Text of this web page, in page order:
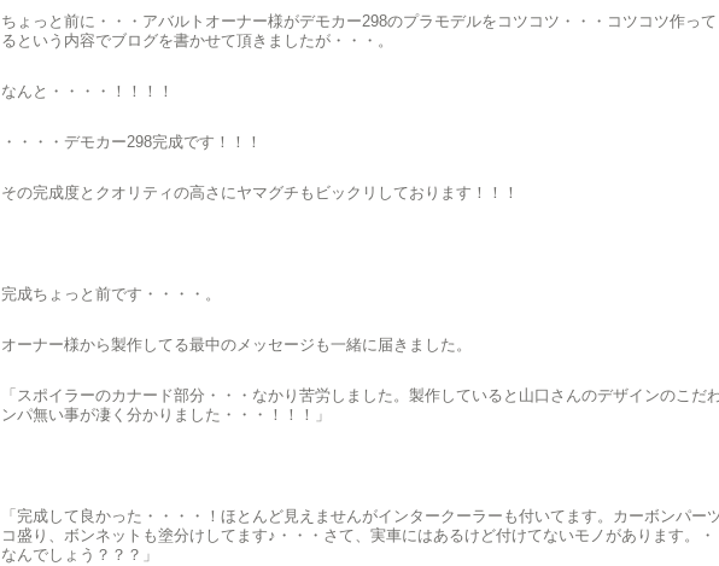
ちょっと前に・・・アバルトオーナー様がデモカー298のプラモデルをコツコツ・・・コツコツ作っ
るという内容でブログを書かせて頂きましたが・・・。
なんと・・・・！！！！
・・・・デモカー298完成です！！！
その完成度とクオリティの高さにヤマグチもビックリしております！！！
完成ちょっと前です・・・・。
オーナー様から製作してる最中のメッセージも一緒に届きました。
「スポイラーのカナード部分・・・なかり苦労しました。製作していると山口さんのデザインのこだ
ンパ無い事が凄く分かりました・・・！！！」
「完成して良かった・・・・！ほとんど見えませんがインタークーラーも付いてます。カーボンパー
コ盛り、ボンネットも塗分けしてます♪・・・さて、実車にはあるけど付けてないモノがあります。・
なんでしょう？？？」